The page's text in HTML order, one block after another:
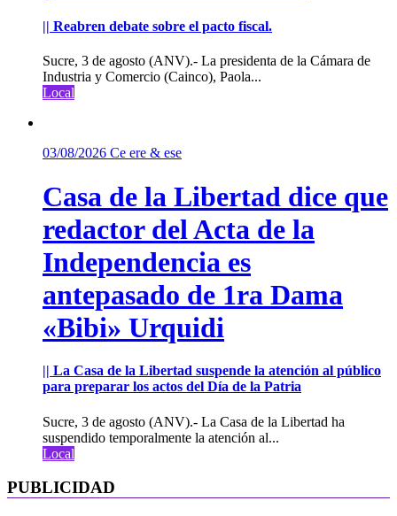
|| Reabren debate sobre el pacto fiscal.
Sucre, 3 de agosto (ANV).- La presidenta de la Cámara de
Industria y Comercio (Cainco), Paola...
Local
03/08/2026 Ce ere & ese
Casa de la Libertad dice que
redactor del Acta de la
Independencia es
antepasado de 1ra Dama
«Bibi» Urquidi
|| La Casa de la Libertad suspende la atención al público
para preparar los actos del Día de la Patria
Sucre, 3 de agosto (ANV).- La Casa de la Libertad ha
suspendido temporalmente la atención al...
Local
PUBLICIDAD